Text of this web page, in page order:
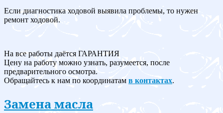
Если диагностика ходовой выявила проблемы, то нужен
ремонт ходовой.
На все работы даётся ГАРАНТИЯ
Цену на работу можно узнать, разумеется, после
предварительного осмотра.
Обращайтесь к нам по координатам в контактах.
Замена масла